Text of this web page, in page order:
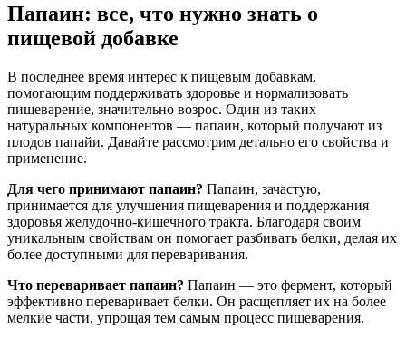
Папаин: все, что нужно знать о
пищевой добавке
В последнее время интерес к пищевым добавкам,
помогающим поддерживать здоровье и нормализовать
пищеварение, значительно возрос. Один из таких
натуральных компонентов — папаин, который получают из
плодов папайи. Давайте рассмотрим детально его свойства и
применение.
Для чего принимают папаин? Папаин, зачастую,
принимается для улучшения пищеварения и поддержания
здоровья желудочно-кишечного тракта. Благодаря своим
уникальным свойствам он помогает разбивать белки, делая их
более доступными для переваривания.
Что переваривает папаин? Папаин — это фермент, который
эффективно переваривает белки. Он расщепляет их на более
мелкие части, упрощая тем самым процесс пищеварения.